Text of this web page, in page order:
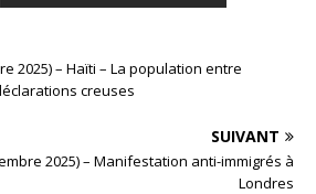
2025) – Haïti – La population entre
creuses
SUIVANT
2025) – Manifestation anti-immigrés à
Londres